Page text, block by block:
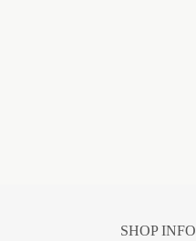
SHOP INFO